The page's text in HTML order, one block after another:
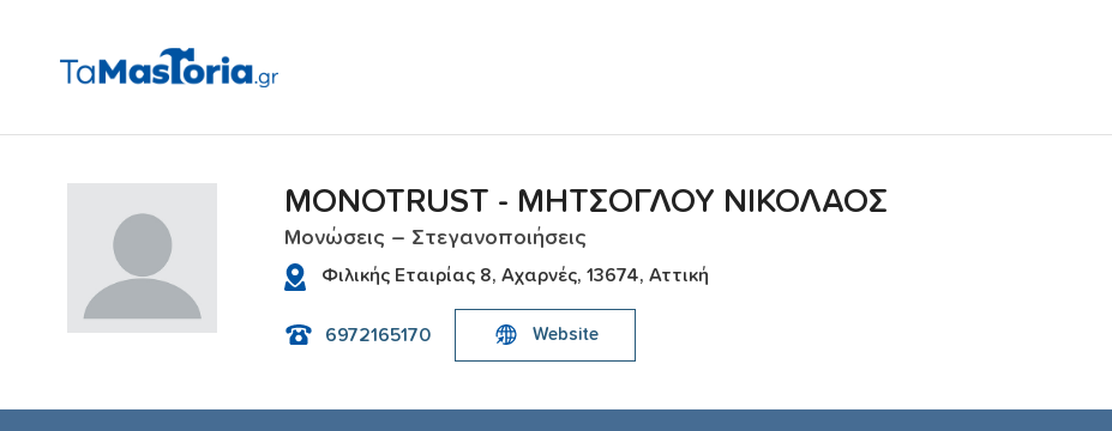
MONOTRUST - ΜΗΤΣΟΓΛΟΥ ΝΙΚΟΛΑΟΣ
Μονώσεις – Στεγανοποιήσεις
Φιλικής Εταιρίας 8, Αχαρνές, 13674, Αττική
6972165170 Website